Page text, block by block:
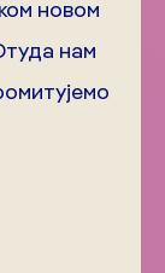
новом
нам